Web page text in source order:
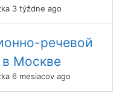
3 týždne ago
речевой
в Москве
6 mesiacov ago